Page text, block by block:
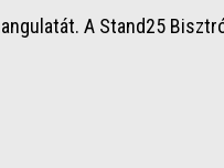
A Stand25